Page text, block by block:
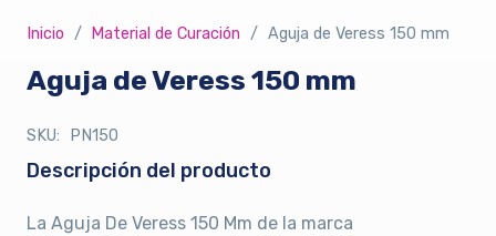
Inicio / Material de Curación / Aguja de Veress 150 mm
Aguja de Veress 150 mm
SKU: PN150
Descripción del producto
La Aguja De Veress 150 Mm de la marca